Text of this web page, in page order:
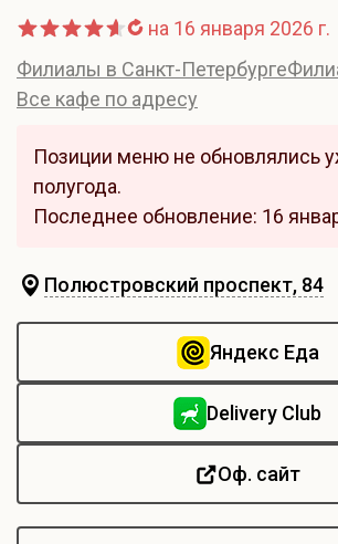
на 16 января 2026 г.
Филиалы в Санкт-Петербурге
Все кафе по адресу
Позиции меню не обновлялись
полугода.
Последнее обновление: 16
Полюстровский проспект, 84
Яндекс Еда
Delivery Club
Оф. сайт